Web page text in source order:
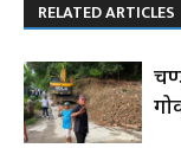
RELATED ARTICLES